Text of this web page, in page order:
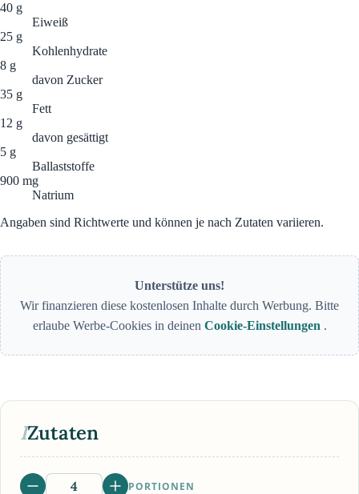
40 g
Eiweiß
25 g
Kohlenhydrate
8 g
davon Zucker
35 g
Fett
12 g
davon gesättigt
5 g
Ballaststoffe
900 mg
Natrium
Angaben sind Richtwerte und können je nach Zutaten variieren.
Unterstütze uns!
Wir finanzieren diese kostenlosen Inhalte durch Werbung. Bitte
erlaube Werbe-Cookies in deinen Cookie-Einstellungen .
IZutaten
PORTIONEN